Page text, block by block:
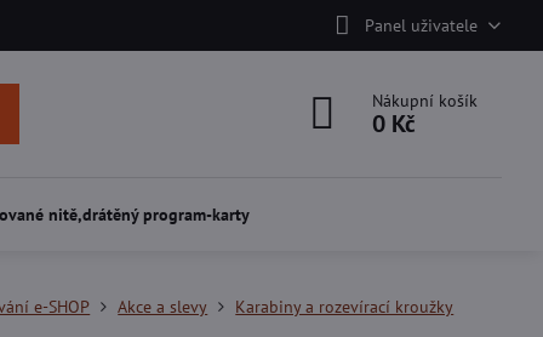
Panel uživatele
Nákupní košík
0 Kč
nitě,drátěný program-karty
e-SHOP Akce a slevy Karabiny a rozevírací kroužky